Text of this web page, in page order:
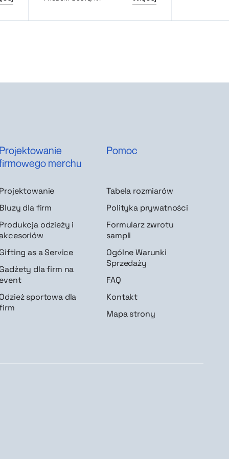
Projektowanie
merchu
Projektowanie
dla firm
Produkcja odzieży i
Gifting as a Service
Gadżety dla firm na
event
Odzież sportowa dla
Pomoc
Tabela rozmiarów
Polityka prywatności
Formularz zwrotu
sampli
Ogólne Warunki
Sprzedaży
FAQ
Kontakt
Mapa strony